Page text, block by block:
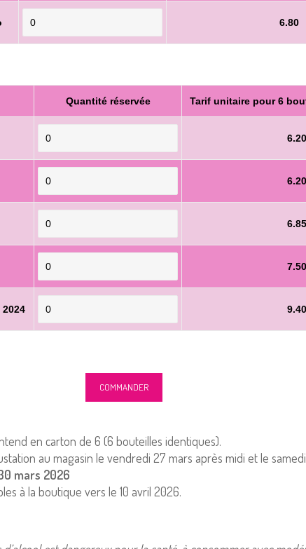
6.80
Quantité réservée Tarif unitaire pour 6
6.20
6.20
6.85
7.50
9.40
en carton de 6 (6 bouteilles identiques).
au magasin le vendredi 27 mars après midi et le
mars 2026
à la boutique vers le 10 avril 2026.